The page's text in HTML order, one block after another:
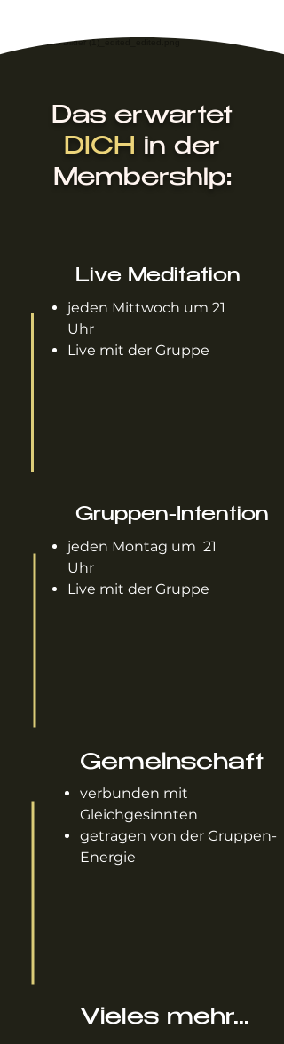
Das erwartet
DICH in der
Membership:
Live Meditation
jeden Mittwoch um 21
Uhr
Live mit der Gruppe
Gruppen-Intention
jeden Montag um 21
Uhr
Live mit der Gruppe
Gemeinschaft
verbunden mit
Gleichgesinnten
getragen von der Gruppen-
Energie
Vieles mehr...